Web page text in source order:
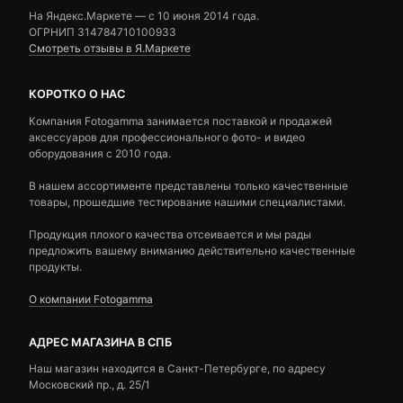
На Яндекс.Маркете — c 10 июня 2014 года.
ОГРНИП 314784710100933
Смотреть отзывы в Я.Маркете
КОРОТКО О НАС
Компания Fotogamma занимается поставкой и продажей
аксессуаров для профессионального фото- и видео
оборудования с 2010 года.
В нашем ассортименте представлены только качественные
товары, прошедшие тестирование нашими специалистами.
Продукция плохого качества отсеивается и мы рады
предложить вашему вниманию действительно качественные
продукты.
О компании Fotogamma
АДРЕС МАГАЗИНА В СПБ
Наш магазин находится в Санкт-Петербурге, по адресу
Московский пр., д. 25/1